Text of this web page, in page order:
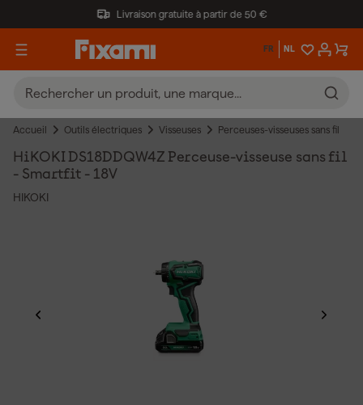
Livraison gratuite à partir de 50 €
FR NL
Accueil Outils électriques Visseuses Perceuses-visseuses sans fil
HiKOKI DS18DDQW4Z Perceuse-visseuse sans fil
- Smartfit - 18V
HIKOKI